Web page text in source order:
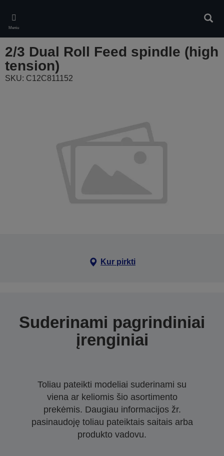
main
content
Meniu
2/3 Dual Roll Feed spindle (high
tension)
SKU: C12C811152
Kur pirkti
Suderinami pagrindiniai
įrenginiai
Toliau pateikti modeliai suderinami su
viena ar keliomis šio asortimento
prekėmis. Daugiau informacijos žr.
pasinaudoję toliau pateiktais saitais arba
produkto vadovu.